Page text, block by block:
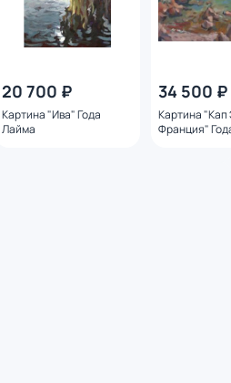
20 700 ₽
Картина "Ива" Года
Лайма
34 500 ₽
Картина "Кап
Франция"